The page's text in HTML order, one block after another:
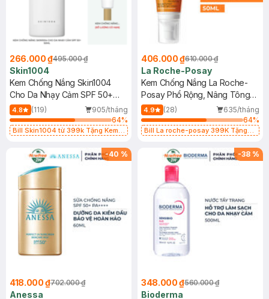
266.000 ₫495.000 ₫
Skin1004
Kem Chống Nắng Skin1004
Cho Da Nhạy Cảm SPF 50+
50ml
4.8 (119)
905/tháng
64%
Bill Skin1004 từ 399k Tặng Kem
SPF 50+ 20ml (SL Có Hạn)
406.000 ₫610.000 ₫
La Roche-Posay
Kem Chống Nắng La Roche-
Posay Phổ Rộng, Nâng Tông
Kiềm Dầu 50ml
4.9 (28)
635/tháng
64%
Bill La roche-posay 399K Tặng
(SL có hạn)
-40 %
418.000 ₫702.000 ₫
Anessa
-38 %
348.000 ₫560.000 ₫
Bioderma